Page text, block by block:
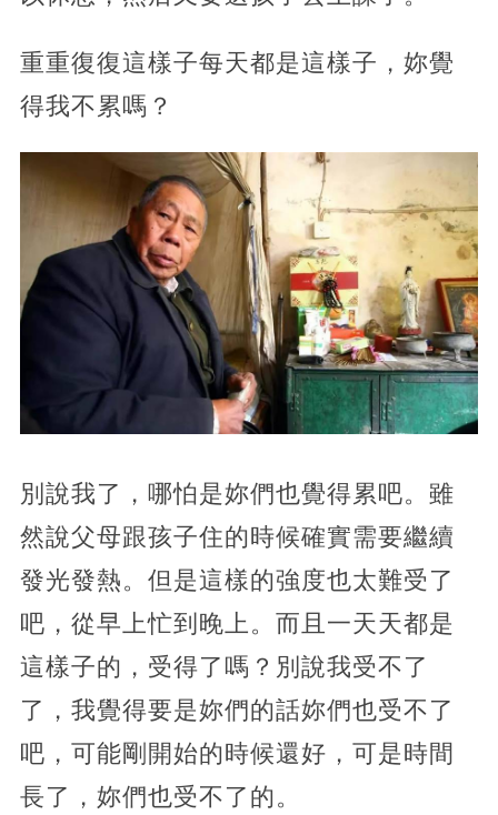
重重復復這樣子每天都是這樣子，妳覺
得我不累嗎？
別說我了，哪怕是妳們也覺得累吧。雖
然說父母跟孩子住的時候確實需要繼續
發光發熱。但是這樣的強度也太難受了
吧，從早上忙到晚上。而且一天天都是
這樣子的，受得了嗎？別說我受不了
了，我覺得要是妳們的話妳們也受不了
吧，可能剛開始的時候還好，可是時間
長了，妳們也受不了的。